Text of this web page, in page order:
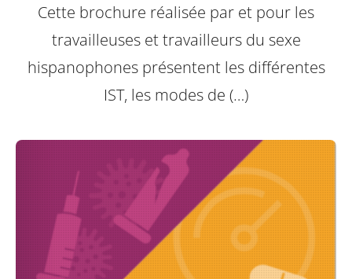
Cette brochure réalisée par et pour les
travailleuses et travailleurs du sexe
hispanophones présentent les différentes
IST, les modes de (…)